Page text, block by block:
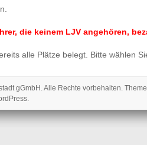
die keinem LJV angehören,
alle Plätze belegt. Bitte wählen
gGmbH . Alle Rechte vorbehalten. Theme
.